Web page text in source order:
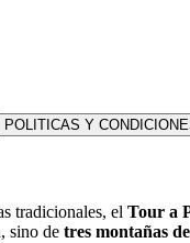
POLITICAS Y
tradicionales, el Tour a
sino de tres montañas